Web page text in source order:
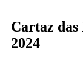
Cartaz das
2024